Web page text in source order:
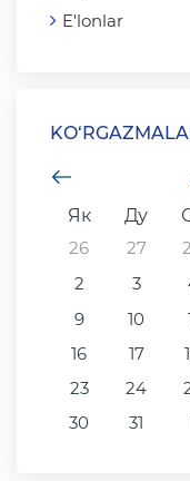
E'lonlar
Як
Ду
26
27
2
3
9
10
16
17
23
24
30
31